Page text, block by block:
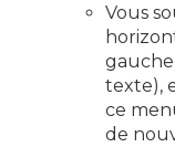
Vous
texte),
ce
de